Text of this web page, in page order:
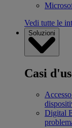
Vedi tutte le
Soluzioni
Casi
Digital